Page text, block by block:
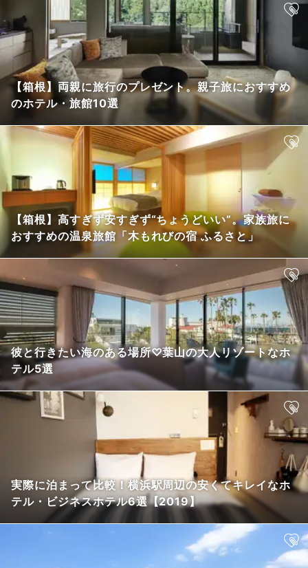
【箱根】両親に旅行のプレゼント。親子旅におすすめ
のホテル・旅館10選
【箱根】高すぎず安すぎず“ちょうどいい”。家族旅に
おすすめの温泉旅館「木もれびの宿 ふるさと」
彼と行きたい海のある場所♡葉山の大人リゾートなホ
テル5選
実際に泊まって比較！横浜駅周辺の安くてキレイなホ
テル・ビジネスホテル6選【2019】